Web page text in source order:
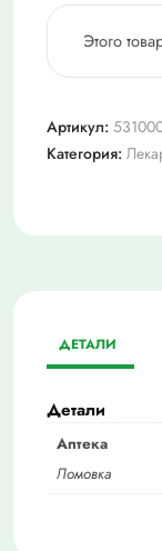
Этого
Артикул:
Категория:
ДЕТАЛИ
Детали
Аптека
Ломовка